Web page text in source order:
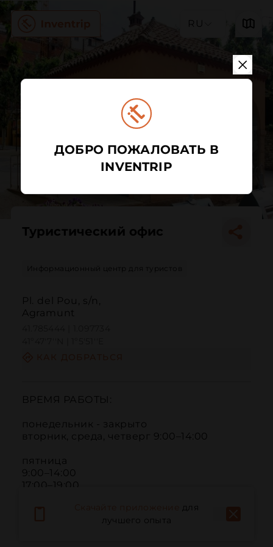
RU
Туристический офис
Информационный центр для туристов
Pl. del Pou, s/n,
Agramunt
ВРЕМЯ РАБОТЫ:
понедельник - закрыто
вторник, среда, четверг 9:00–14:00
пятница
9:00–14:00
17:00–19:00
для
лучшего опыта
ДОБРО ПОЖАЛОВАТЬ В
INVENTRIP